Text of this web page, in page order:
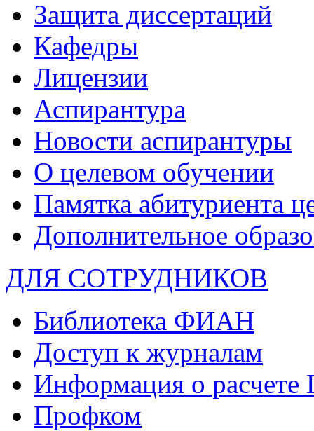
Защита диссертаций
Кафедры
Лицензии
Аспирантура
Новости аспирантуры
О целевом обучении
Памятка абитуриента
Дополнительное
ДЛЯ СОТРУДНИКОВ
Библиотека ФИАН
Доступ к журналам
Информация о
Профком